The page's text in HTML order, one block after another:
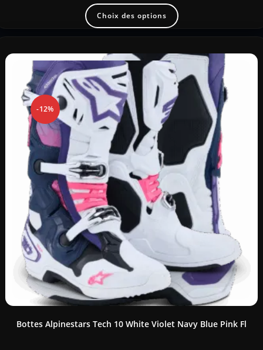
Choix des options
-12%
Bottes Alpinestars Tech 10 White Violet Navy Blue Pink Fl